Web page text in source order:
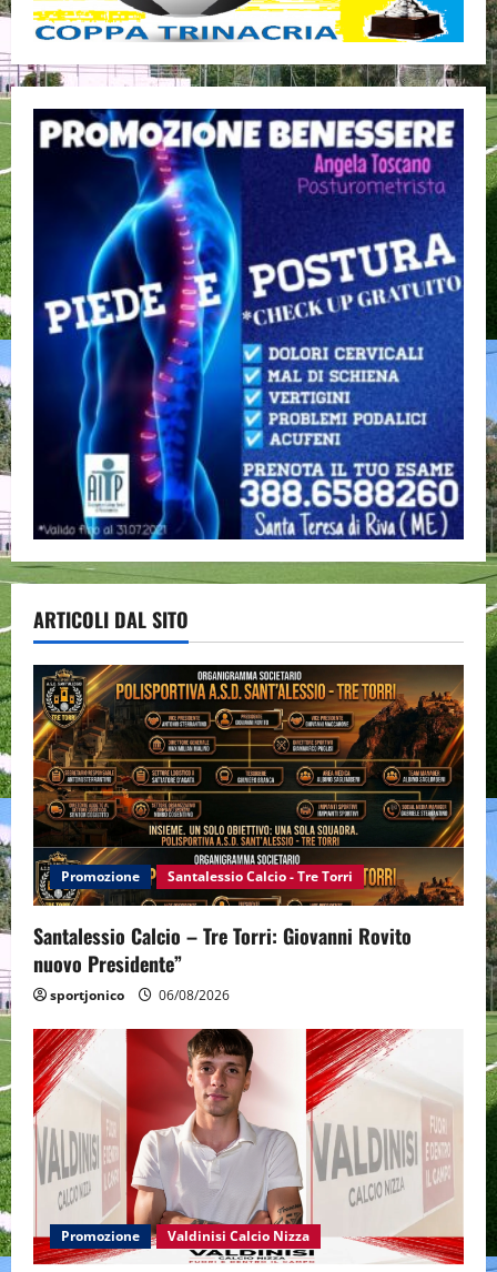
ARTICOLI DAL SITO
Promozione Santalessio Calcio - Tre Torri
Santalessio Calcio – Tre Torri: Giovanni Rovito
nuovo Presidente”
sportjonico 06/08/2026
Promozione Valdinisi Calcio Nizza